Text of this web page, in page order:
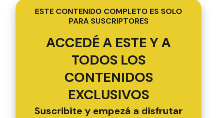
ESTE CONTENIDO COMPLETO ES SOLO
PARA SUSCRIPTORES
ACCEDÉ A ESTE Y A
TODOS LOS
CONTENIDOS
EXCLUSIVOS
Suscribite y empezá a disfrutar